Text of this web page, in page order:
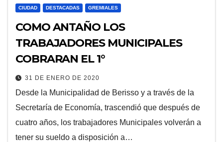
CIUDAD DESTACADAS GREMIALES
COMO ANTAÑO LOS
TRABAJADORES MUNICIPALES
COBRARAN EL 1°
31 DE ENERO DE 2020
Desde la Municipalidad de Berisso y a través de la
Secretaría de Economía, trascendió que después de
cuatro años, los trabajadores Municipales volverán a
tener su sueldo a disposición a…